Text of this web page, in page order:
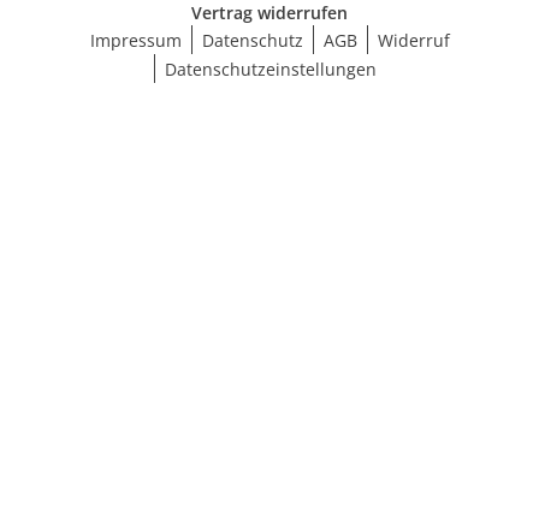
Vertrag widerrufen
Impressum
Datenschutz AGB
Widerruf
Datenschutzeinstellungen